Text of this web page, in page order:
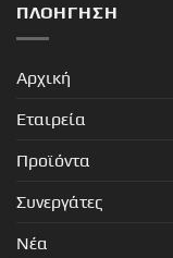
ΠΛΟΉΓΗΣΗ
Αρχική
Εταιρεία
Προϊόντα
Συνεργάτες
Νέα